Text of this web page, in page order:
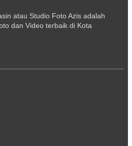
atau Studio Foto Azis adalah
dan Video terbaik di Kota